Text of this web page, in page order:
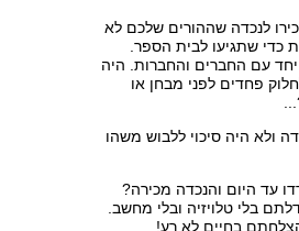
לנכדה שההורים שלכם לא
כדי שתגיעו לבית הספר.
עם החברים והחברות. היה
פחדים לפני מבחן או
ולא היה סיכוי ללבוש משהו
עד היום והנכדה מכירה?
בלי טלויזיה ובלי מחשב.
בחיים לא רע!